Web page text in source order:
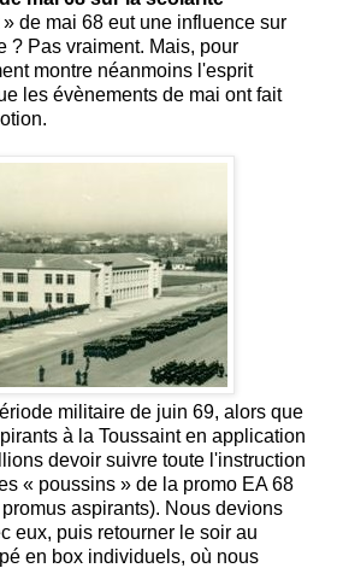
de mai 68 eut une influence sur
? Pas vraiment. Mais, pour
montre néanmoins l'esprit
les évènements de mai ont fait
militaire de juin 69, alors que
à la Toussaint en application
devoir suivre toute l'instruction
« poussins » de la promo EA 68
aspirants). Nous devions
eux, puis retourner le soir au
en box individuels, où nous